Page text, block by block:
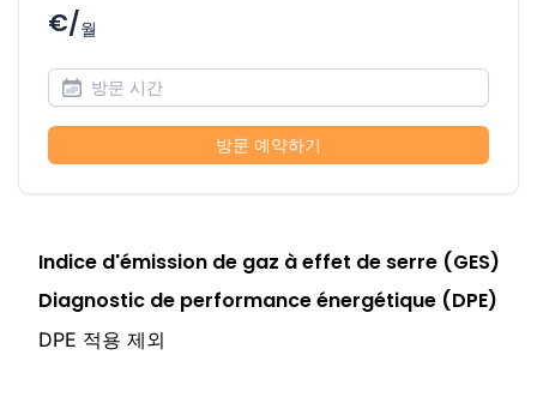
€/월
방문 예약하기
Indice d'émission de gaz à effet de serre (GES)
Diagnostic de performance énergétique (DPE)
DPE 적용 제외